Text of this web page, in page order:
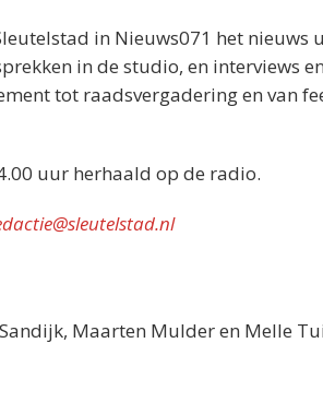
in Nieuws071 het nieuws
in de studio, en interviews
tot raadsvergadering en van
uur herhaald op de radio.
Maarten Mulder en Melle